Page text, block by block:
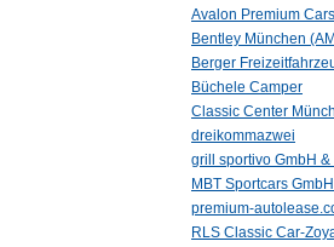
Avalon Premium
Bentley München
Berger
Büchele Camper
Classic Center
dreikommazwei
grill sportivo GmbH &
MBT Sportcars GmbH
premium-
RLS Classic Car-